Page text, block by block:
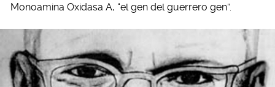
Monoamina Oxidasa A, “el gen del guerrero gen”.